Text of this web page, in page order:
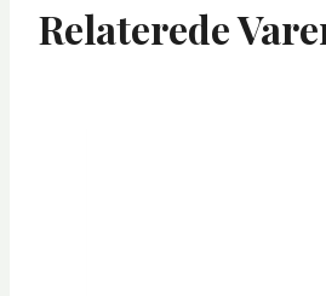
Relaterede